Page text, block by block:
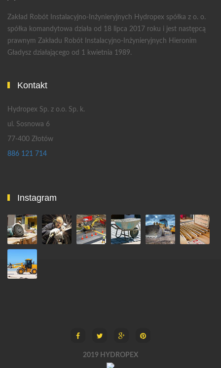
Zakład Robót Instalacyjno-Inżynieryjnych Hydropex spółka z o. o.
spółka komandytowa działa od 18 lipca 2017 roku i jest następcą
prawnym Zakładu Robót Instalacyjno-Inżynieryjnych Hieronim
Gładysz działającego od 1 kwietnia 1989.
Kontakt
Hydropex Sp. z o.o. Sp. k.
ul. Sosnowa 6
77-400 Złotów
886 121 714
Instagram
2019 HYDROPEX